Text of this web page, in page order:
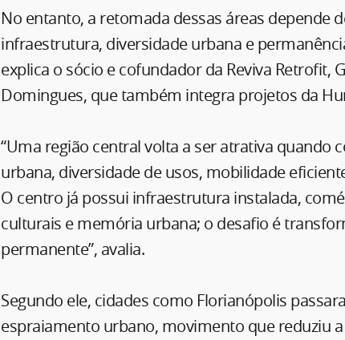
No entanto, a retomada dessas áreas depende
infraestrutura, diversidade urbana e
explica o sócio e cofundador da Reviva Retrofit,
Domingues, que também integra projetos da
“Uma região central volta a ser atrativa quando
urbana, diversidade de usos, mobilidade
O centro já possui infraestrutura instalada,
culturais e memória urbana; o desafio é
permanente”, avalia.
Segundo ele, cidades como Florianópolis
espraiamento urbano, movimento que reduziu